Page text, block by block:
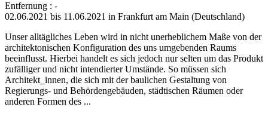
Entfernung : -
02.06.2021 bis 11.06.2021 in Frankfurt am Main (Deutschland)
Unser alltägliches Leben wird in nicht unerheblichem Maße von der
architektonischen Konfiguration des uns umgebenden Raums
beeinflusst. Hierbei handelt es sich jedoch nur selten um das Produkt
zufälliger und nicht intendierter Umstände. So müssen sich
Architekt_innen, die sich mit der baulichen Gestaltung von
Regierungs- und Behördengebäuden, städtischen Räumen oder
anderen Formen des ...